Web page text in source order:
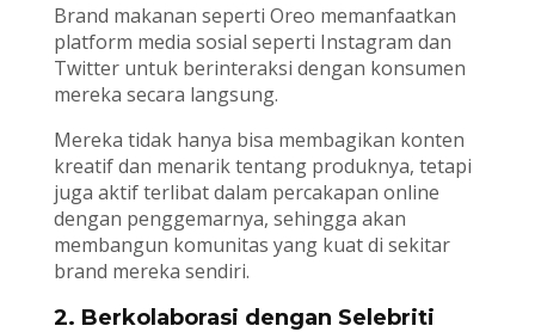
Brand makanan seperti Oreo memanfaatkan
platform media sosial seperti Instagram dan
Twitter untuk berinteraksi dengan konsumen
mereka secara langsung.
Mereka tidak hanya bisa membagikan konten
kreatif dan menarik tentang produknya, tetapi
juga aktif terlibat dalam percakapan online
dengan penggemarnya, sehingga akan
membangun komunitas yang kuat di sekitar
brand mereka sendiri.
2. Berkolaborasi dengan Selebriti